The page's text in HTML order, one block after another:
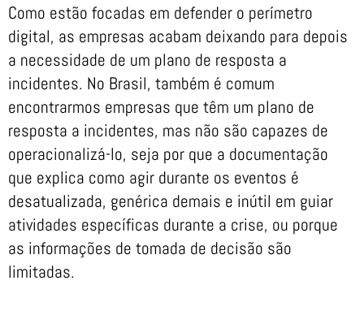
Como estão focadas em defender o perímetro
digital, as empresas acabam deixando para depois
a necessidade de um plano de resposta a
incidentes. No Brasil, também é comum
encontrarmos empresas que têm um plano de
resposta a incidentes, mas não são capazes de
operacionalizá-lo, seja por que a documentação
que explica como agir durante os eventos é
desatualizada, genérica demais e inútil em guiar
atividades específicas durante a crise, ou porque
as informações de tomada de decisão são
limitadas.